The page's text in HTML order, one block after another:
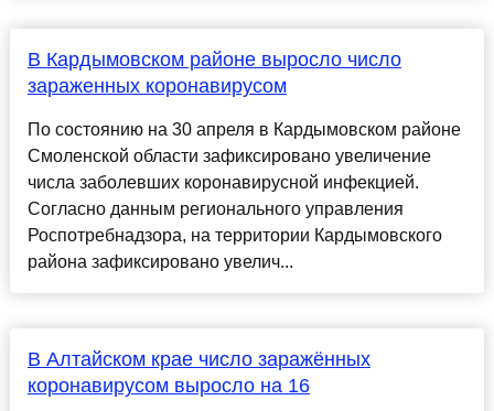
В Кардымовском районе выросло число
зараженных коронавирусом
По состоянию на 30 апреля в Кардымовском районе
Смоленской области зафиксировано увеличение
числа заболевших коронавирусной инфекцией.
Согласно данным регионального управления
Роспотребнадзора, на территории Кардымовского
района зафиксировано увелич...
В Алтайском крае число заражённых
коронавирусом выросло на 16